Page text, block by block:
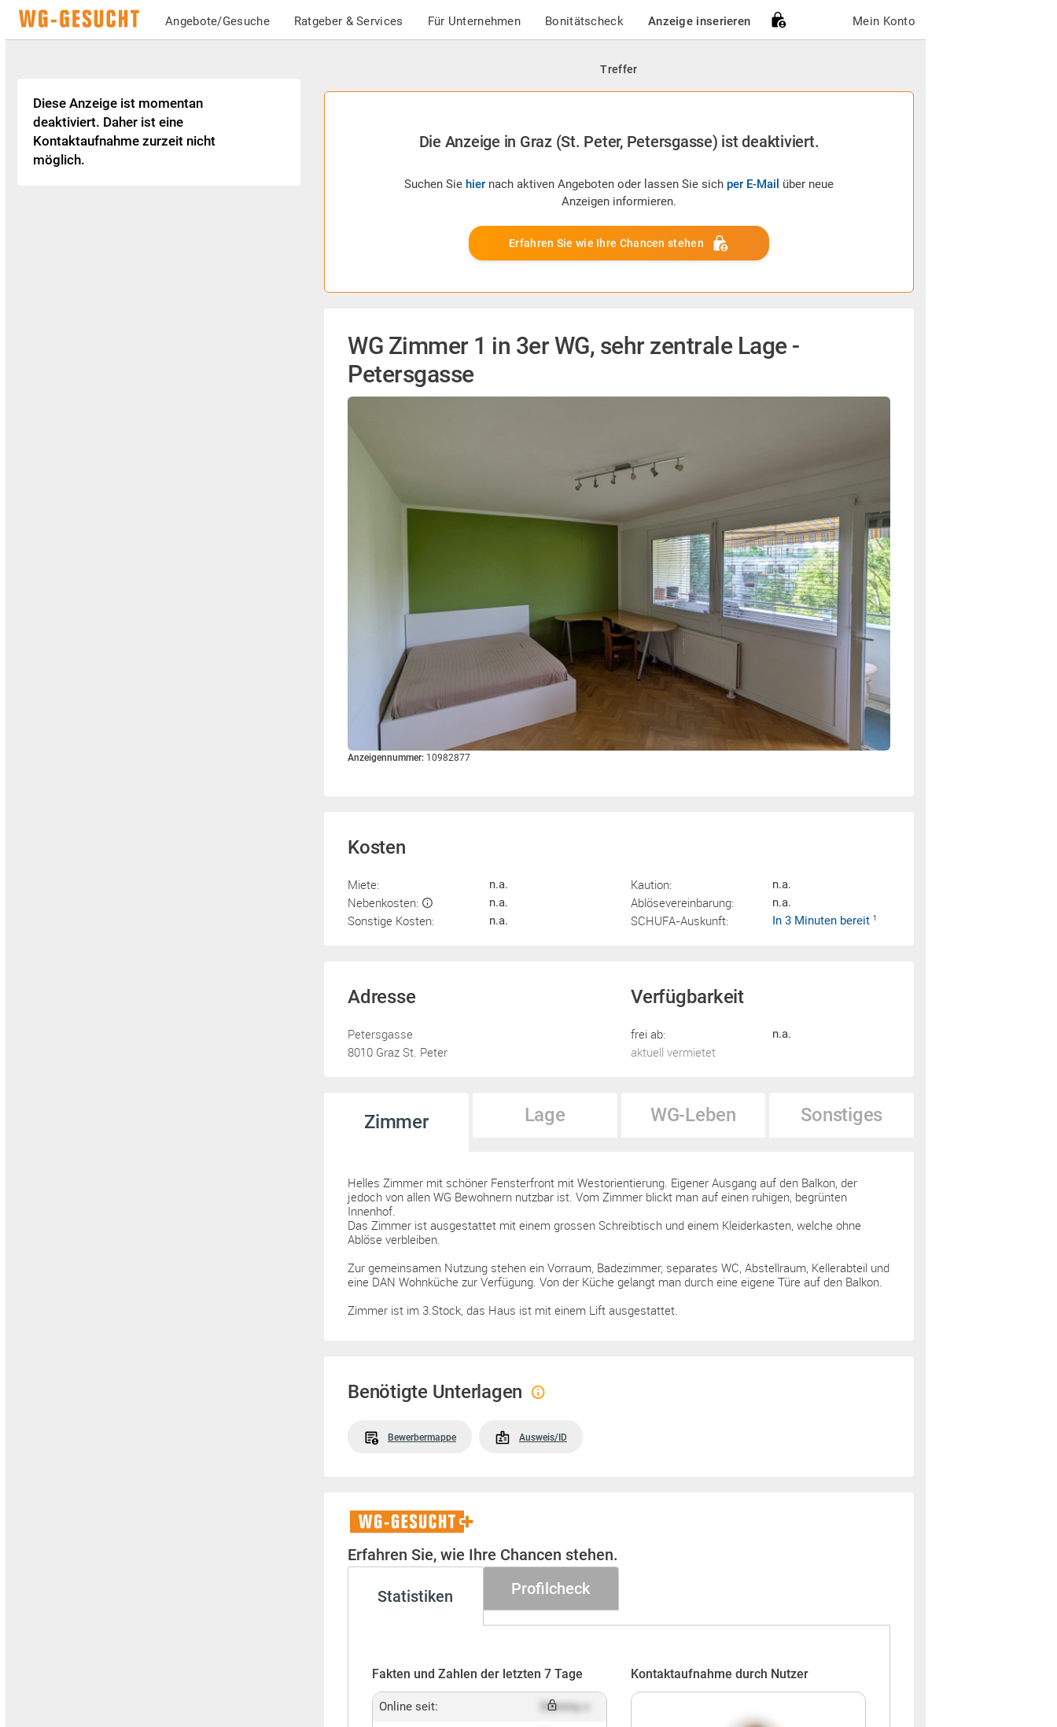
Angebote/Gesuche Ratgeber & Services Für Unternehmen Bonitätscheck Anzeige inserieren Mein Konto
Treffer
Die Anzeige in Graz (St. Peter, Petersgasse) ist deaktiviert.
Suchen Sie hier nach aktiven Angeboten oder lassen Sie sich per E-Mail über neue
Anzeigen informieren.
Erfahren Sie wie Ihre Chancen stehen
WG Zimmer 1 in 3er WG, sehr zentrale Lage -
Petersgasse
Anzeigennummer: 10982877
Kosten
Miete: n.a.
Nebenkosten: n.a.
Sonstige Kosten: n.a.
Kaution: n.a.
Ablösevereinbarung: n.a.
SCHUFA-Auskunft: In 3 Minuten bereit 1
Adresse
Petersgasse
8010 Graz St. Peter
Verfügbarkeit
frei ab: n.a.
aktuell vermietet
Zimmer Lage WG-Leben Sonstiges
Helles Zimmer mit schöner Fensterfront mit Westorientierung. Eigener Ausgang auf den Balkon, der
jedoch von allen WG Bewohnern nutzbar ist. Vom Zimmer blickt man auf einen ruhigen, begrünten
Innenhof.
Das Zimmer ist ausgestattet mit einem grossen Schreibtisch und einem Kleiderkasten, welche ohne
Ablöse verbleiben.
Zur gemeinsamen Nutzung stehen ein Vorraum, Badezimmer, separates WC, Abstellraum, Kellerabteil und
eine DAN Wohnküche zur Verfügung. Von der Küche gelangt man durch eine eigene Türe auf den Balkon.
Zimmer ist im 3.Stock, das Haus ist mit einem Lift ausgestattet.
Benötigte Unterlagen
Bewerbermappe Ausweis/ID
WG-
Gesucht+
Erfahren Sie, wie Ihre Chancen stehen.
Statistiken Profilcheck
Fakten und Zahlen der letzten 7 Tage
Online seit: Dummy x
Kontaktaufnahme durch Nutzer
Diese Anzeige ist momentan
deaktiviert. Daher ist eine
Kontaktaufnahme zurzeit nicht
möglich.